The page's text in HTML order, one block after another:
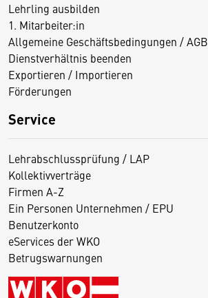
Lehrling ausbilden
1. Mitarbeiter:in
Allgemeine Geschäftsbedingungen / AGB
Dienstverhältnis beenden
Exportieren / Importieren
Förderungen
Service
Lehrabschlussprüfung / LAP
Kollektivverträge
Firmen A-Z
Ein Personen Unternehmen / EPU
Benutzerkonto
eServices der WKO
Betrugswarnungen